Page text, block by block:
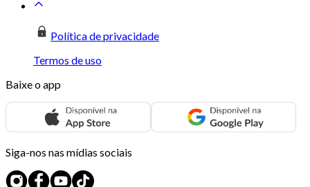
Política de privacidade
Termos de uso
Baixe o app
Siga-nos nas mídias sociais